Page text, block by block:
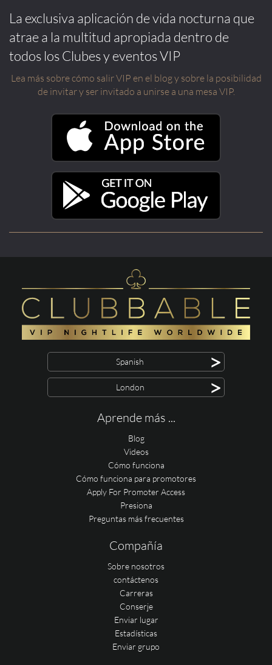
La exclusiva aplicación de vida nocturna que
atrae a la multitud apropiada dentro de
todos los Clubes y eventos VIP
Lea más sobre cómo salir VIP en el blog y sobre la posibilidad
de invitar y ser invitado a unirse a una mesa VIP.
Spanish >
London >
Aprende más ...
Blog
Videos
Cómo funciona
Cómo funciona para promotores
Apply For Promoter Access
Presiona
Preguntas más frecuentes
Compañía
Sobre nosotros
contáctenos
Carreras
Conserje
Enviar lugar
Estadísticas
Enviar grupo